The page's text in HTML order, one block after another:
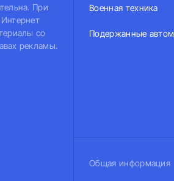
При
со
рекламы.
Военная техника
Подержанные
Общая информация